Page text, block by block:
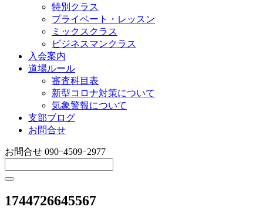
特別クラス
プライベート・レッスン
ミックスクラス
ビジネスマンクラス
入会案内
道場ルール
審査科目表
新型コロナ対策について
気象警報について
支部ブログ
お問合せ
お問合せ 090ｰ4509ｰ2977
1744726645567